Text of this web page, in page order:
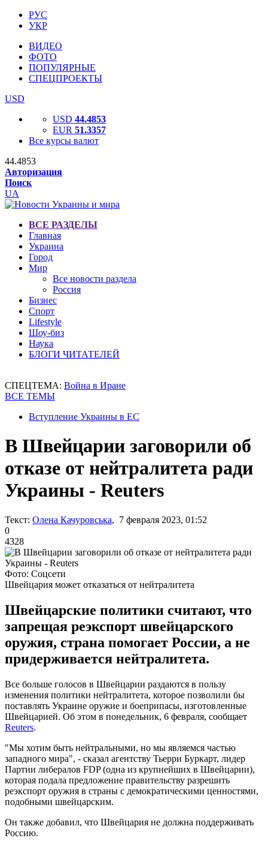
РУС
УКР
ВИДЕО
ФОТО
ПОПУЛЯРНЫЕ
СПЕЦПРОЕКТЫ
USD
USD 44.4853
EUR 51.3357
Все курсы валют
44.4853
Авторизация
Поиск
UA
ВСЕ РАЗДЕЛЫ
Главная
Украина
Город
Мир
Все новости раздела
Россия
Бизнес
Спорт
Lifestyle
Шоу-биз
Наука
БЛОГИ ЧИТАТЕЛЕЙ
СПЕЦТЕМА: Война в Иране
ВСЕ ТЕМЫ
Вступление Украины в ЕС
В Швейцарии заговорили об
отказе от нейтралитета ради
Украины - Reuters
Текст: Олена Качуровська, 7 февраля 2023, 01:52
0
4328
Фото: Соцсети
Швейцария может отказаться от нейтралитета
Швейцарские политики считают, что
запрещая реэкспорт швейцарского
оружия, страна помогает России, а не
придерживается нейтралитета.
Все больше голосов в Швейцарии раздаются в пользу
изменения политики нейтралитета, которое позволили бы
поставлять Украине оружие и боеприпасы, изготовленные
Швейцарией. Об этом в понедельник, 6 февраля, сообщает
Reuters.
"Мы хотим быть нейтральными, но мы являемся частью
западного мира", - сказал агентству Тьерри Буркарт, лидер
Партии либералов FDP (одна из крупнейших в Швейцарии),
которая подала предложение правительству разрешить
реэкспорт оружия в страны с демократическими ценностями,
подобными швейцарским.
Он также добавил, что Швейцария не должна поддерживать
Россию.